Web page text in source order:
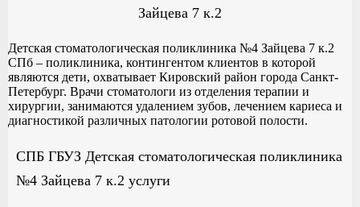
Зайцева 7 к.2
Детская стоматологическая поликлиника №4 Зайцева 7 к.2
СПб – поликлиника, контингентом клиентов в которой
являются дети, охватывает Кировский район города Санкт-
Петербург. Врачи стоматологи из отделения терапии и
хирургии, занимаются удалением зубов, лечением кариеса и
диагностикой различных патологии ротовой полости.
СПБ ГБУЗ Детская стоматологическая поликлиника
№4 Зайцева 7 к.2 услуги